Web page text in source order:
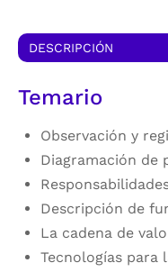
DESCRIPCIÓN
Temario
Observación y
Diagramación de
Descripción de
La cadena de
Tecnologías para